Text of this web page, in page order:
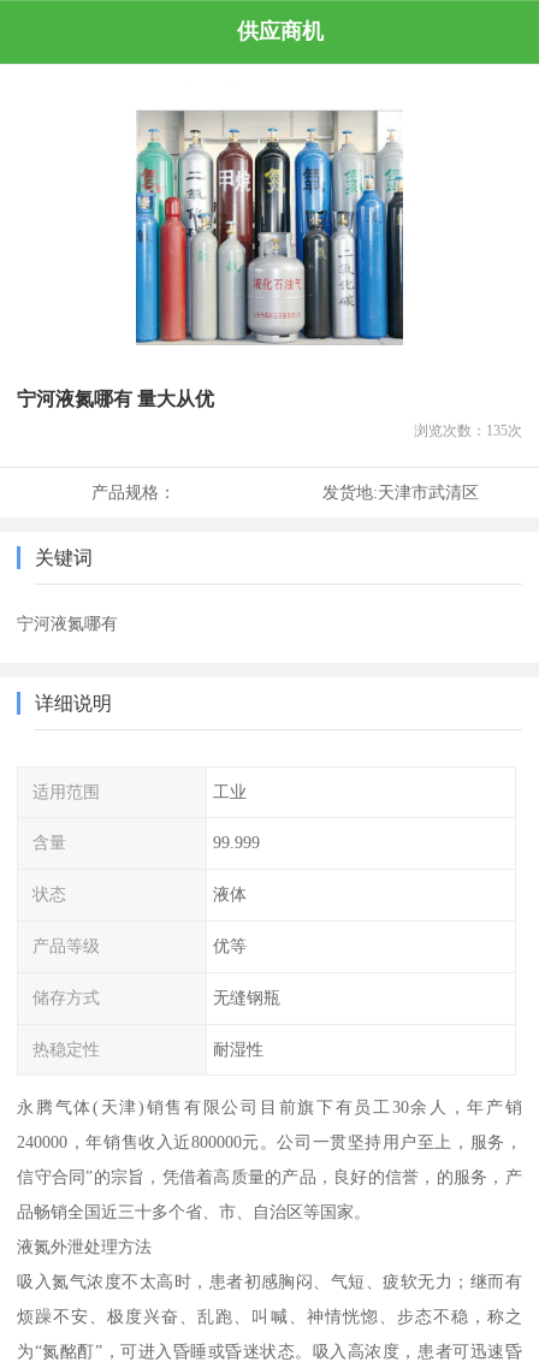
供应商机
宁河液氮哪有 量大从优
浏览次数： 135次
产品规格： 发货地:天津市武清区
关键词
宁河液氮哪有
详细说明
适用范围 工业
含量 99.999
状态 液体
产品等级 优等
储存方式 无缝钢瓶
热稳定性 耐湿性
永腾气体(天津)销售有限公司目前旗下有员工30余人，年产销
240000，年销售收入近800000元。公司一贯坚持用户至上，服务，
信守合同”的宗旨，凭借着高质量的产品，良好的信誉，的服务，产
品畅销全国近三十多个省、市、自治区等国家。
液氮外泄处理方法
吸入氮气浓度不太高时，患者初感胸闷、气短、疲软无力；继而有
烦躁不安、极度兴奋、乱跑、叫喊、神情恍惚、步态不稳，称之
为“氮酩酊”，可进入昏睡或昏迷状态。吸入高浓度，患者可迅速昏